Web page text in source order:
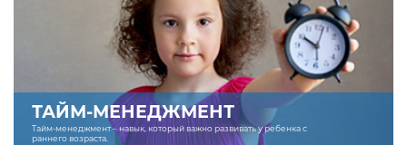
ТАЙМ-МЕНЕДЖМЕНТ
Тайм-менеджмент – навык, который важно развивать у ребенка с
раннего возраста.